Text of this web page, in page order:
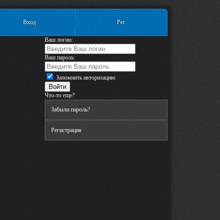
Вход Рег.
Ваш логин:
Ваш пароль:
Запомнить авторизацию
Что-то еще?
Забыли пароль?
Регистрация